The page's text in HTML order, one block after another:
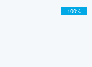
100%